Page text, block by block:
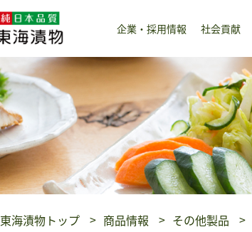
企業・採用情報 社会貢献
東海漬物トップ 商品情報 その他製品